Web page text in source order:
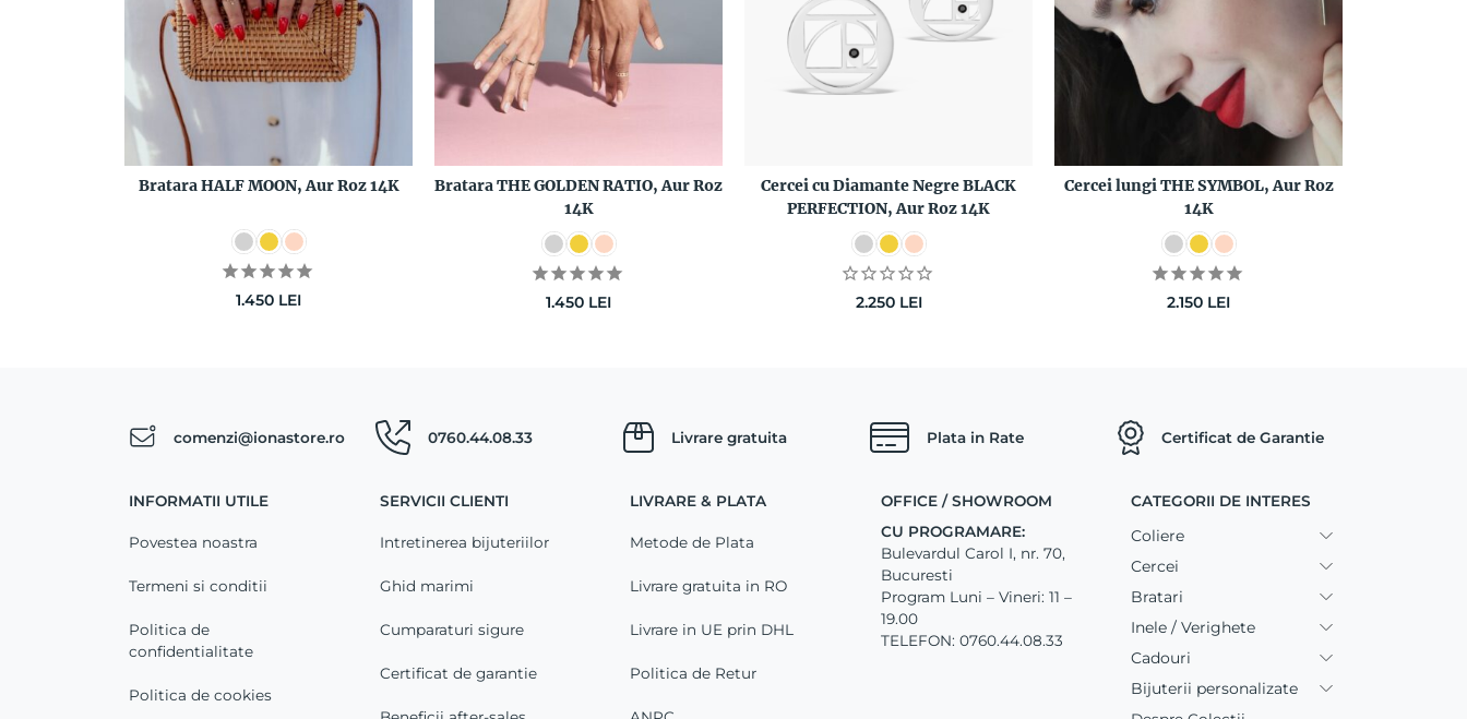
Bratara HALF MOON, Aur Roz 14K
1.450 LEI
Bratara THE GOLDEN RATIO, Aur Roz
14K
1.450 LEI
Cercei cu Diamante Negre BLACK
PERFECTION, Aur Roz 14K
2.250 LEI
Cercei lungi THE SYMBOL, Aur Roz
14K
2.150 LEI
comenzi@ionastore.ro 0760.44.08.33 Livrare gratuita Plata in Rate Certificat de Garantie
INFORMATII UTILE
Povestea noastra
Termeni si conditii
Politica de
confidentialitate
Politica de cookies
SERVICII CLIENTI
Intretinerea bijuteriilor
Ghid marimi
Cumparaturi sigure
Certificat de garantie
LIVRARE & PLATA
Metode de Plata
Livrare gratuita in RO
Livrare in UE prin DHL
Politica de Retur
OFFICE / SHOWROOM
CU PROGRAMARE:
Bulevardul Carol I, nr. 70,
Bucuresti
Program Luni – Vineri: 11 –
19.00
TELEFON: 0760.44.08.33
CATEGORII DE INTERES
Coliere
Cercei
Bratari
Inele / Verighete
Cadouri
Bijuterii personalizate